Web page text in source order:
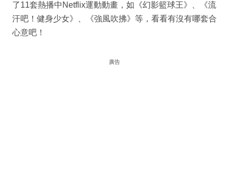
了11套熱播中Netflix運動動畫，如《幻影籃球王》、《流
汗吧！健身少女》、《強風吹拂》等，看看有沒有哪套合
心意吧！
廣告